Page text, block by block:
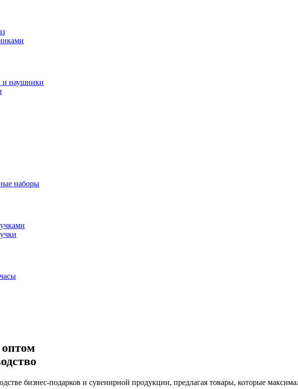
и наушники
наборы
бизнес-подарков и сувенирной продукции, предлагая товары, которые